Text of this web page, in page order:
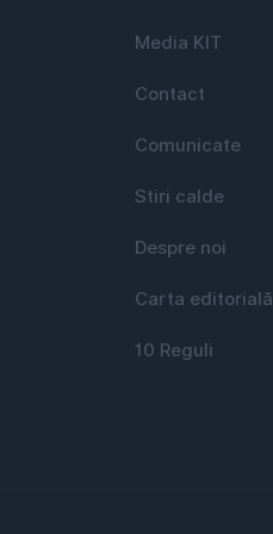
Media KIT
Contact
Comunicate
Stiri calde
Despre noi
Carta editorială
10 Reguli